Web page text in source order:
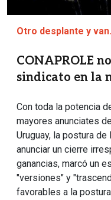
Otro desplante y
CONAPROLE
sindicato en la
Con toda la potencia
mayores anunciates
Uruguay, la postura de
anunciar un cierre
ganancias, marcó un
"versiones" y
favorables a la